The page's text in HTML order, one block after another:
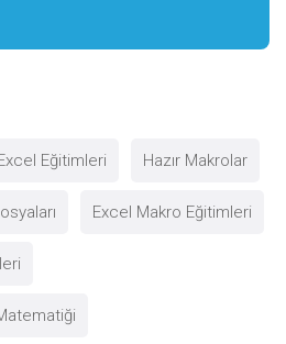
Eğitimleri Hazır Makrolar
Excel Makro Eğitimleri